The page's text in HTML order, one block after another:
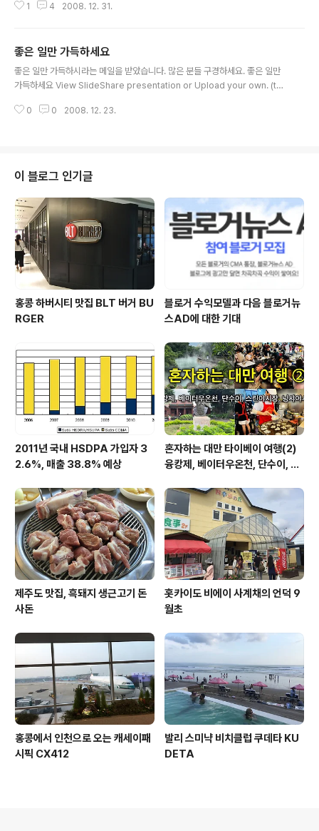
그를 뒤져봐도 한해를 마무리하는 글은 안보이고 논문을 마무리하고 새출발을
없었던 듯 싶습니다. 하지만 저에게 2008년은 다양한 시선으로 세상을 바라볼
수 있는 기회가 주어진 한해였습니다. 2008년 한해동안 바다 건너간 여행이 8
번입니다. 일본 2번(도쿄, 마쓰야마), 홍콩/마카오 2번, 동남아 크루즈(홍콩/하
1 4 2008. 12. 31.
좋은 일만 가득하세요
좋은 일만 가득하시라는 메일을 받았습니다. 많은 분들 구경하세요. 좋은 일만
가득하세요 View SlideShare presentation or Upload your own. (tag
0 0 2008. 12. 23.
이 블로그 인기글
홍콩 하버시티 맛집 BLT 버거 BU
RGER
블로거 수익모델과 다음 블로거뉴
스AD에 대한 기대
2011년 국내 HSDPA 가입자 3
2.6%, 매출 38.8% 예상
혼자하는 대만 타이베이 여행(2)
융캉제, 베이터우온천, 단수이, 스
제주도 맛집, 흑돼지 생근고기 돈
사돈
홋카이도 비에이 사계채의 언덕 9
월초
홍콩에서 인천으로 오는 캐세이패
시픽 CX412
발리 스미냑 비치클럽 쿠데타 KU
DETA